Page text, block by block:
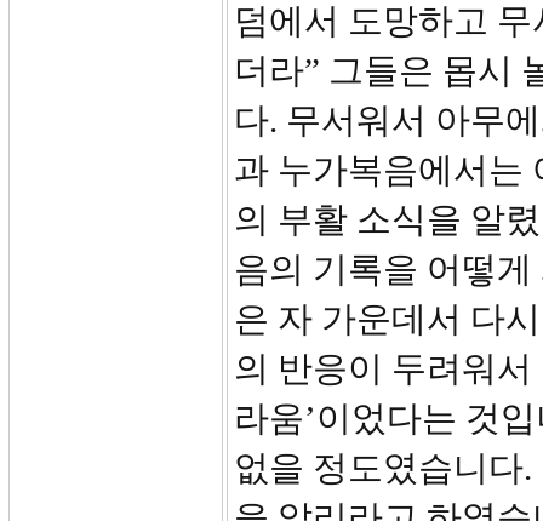
덤에서 도망하고
더라” 그들은 몹시
다. 무서워서 아무
과 누가복음에서는
의 부활 소식을 알
음의 기록을 어떻
은 자 가운데서 다
의 반응이 두려워
라움’이었다는 것
없을 정도였습니다